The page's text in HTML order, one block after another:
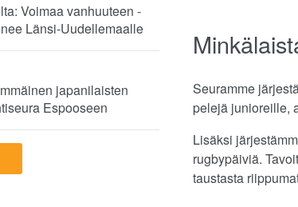
Seuramme
pelejä junioreille,
Lisäksi
rugbypäiviä.
taustasta
Voimaa vanhuuteen -
Länsi-Uudellemaalle
japanilaisten
Espooseen